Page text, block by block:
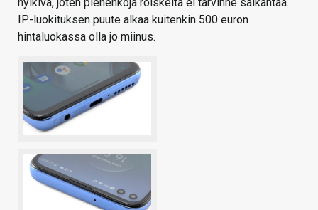
IP-luokituksen puute alkaa kuitenkin 500 euron
hintaluokassa olla jo miinus.